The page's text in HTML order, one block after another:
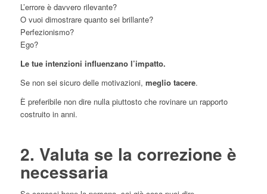
L’errore è davvero rilevante?
O vuoi dimostrare quanto sei brillante?
Perfezionismo?
Ego?
Le tue intenzioni influenzano l’impatto.
Se non sei sicuro delle motivazioni, meglio tacere.
È preferibile non dire nulla piuttosto che rovinare un rapporto
costruito in anni.
2. Valuta se la correzione è
necessaria